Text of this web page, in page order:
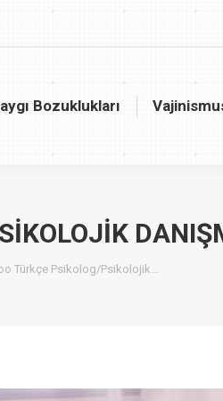
Bozuklukları
Türkçe Psikolog/Psikolojik…